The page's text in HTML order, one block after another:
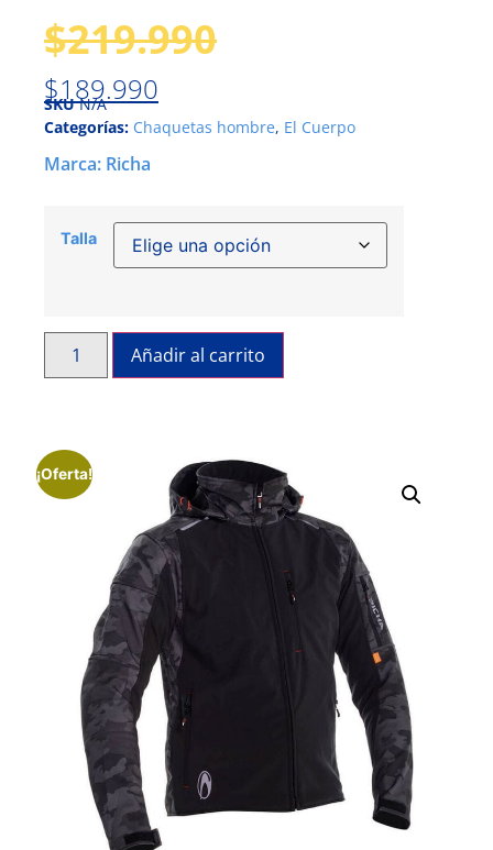
¡Oferta!
$219.990
$189.990
SKUN/A
Categorías: Chaquetas hombre, El Cuerpo
Marca: Richa
Talla
Añadir al carrito